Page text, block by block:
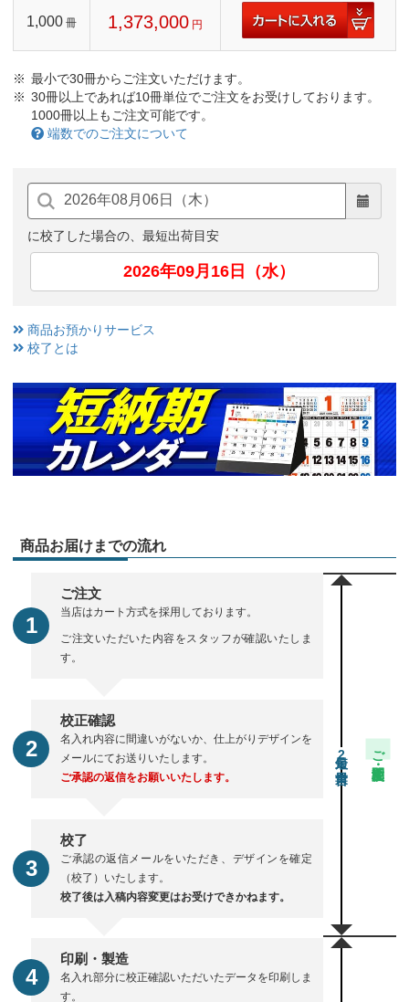
1,000 冊 1,373,000 円
最小で30冊からご注文いただけます。
30冊以上であれば10冊単位でご注文をお受けしております。
1000冊以上もご注文可能です。
端数でのご注文について
に校了した場合の、最短出荷目安
2026年09月16日（水）
商品お預かりサービス
校了とは
商品お届けまでの流れ
ご注文
当店はカート方式を採用しております。
ご注文いただいた内容をスタッフが確認いたしま
す。
校正確認
名入れ内容に間違いがないか、仕上がりデザインを
メールにてお送りいたします。
ご承認の返信をお願いいたします。
校了
ご承認の返信メールをいただき、デザインを確定
（校了）いたします。
校了後は入稿内容変更はお受けできかねます。
2 ご注文・校正期間
印刷・製造
名入れ部分に校正確認いただいたデータを印刷しま
す。